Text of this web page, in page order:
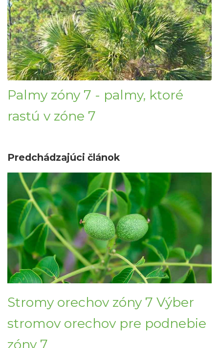
Palmy zóny 7 - palmy, ktoré
rastú v zóne 7
Predchádzajúci článok
Stromy orechov zóny 7 Výber
stromov orechov pre podnebie
zóny 7